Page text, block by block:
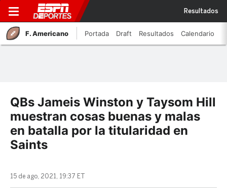
Resultados
F. Americano Portada Draft Resultados Calendario
QBs Jameis Winston y Taysom Hill
muestran cosas buenas y malas
en batalla por la titularidad en
Saints
15 de ago, 2021, 19:37 ET